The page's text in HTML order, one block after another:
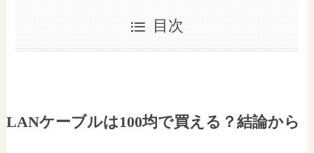
目次
LANケーブルは100均で買える？結論から